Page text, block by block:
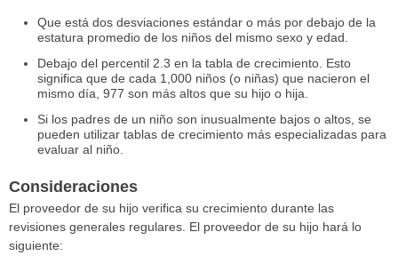
Que está dos desviaciones estándar o más por debajo de la
estatura promedio de los niños del mismo sexo y edad.
Debajo del percentil 2.3 en la tabla de crecimiento. Esto
significa que de cada 1,000 niños (o niñas) que nacieron el
mismo día, 977 son más altos que su hijo o hija.
Si los padres de un niño son inusualmente bajos o altos, se
pueden utilizar tablas de crecimiento más especializadas para
evaluar al niño.
Consideraciones
El proveedor de su hijo verifica su crecimiento durante las
revisiones generales regulares. El proveedor de su hijo hará lo
siguiente: